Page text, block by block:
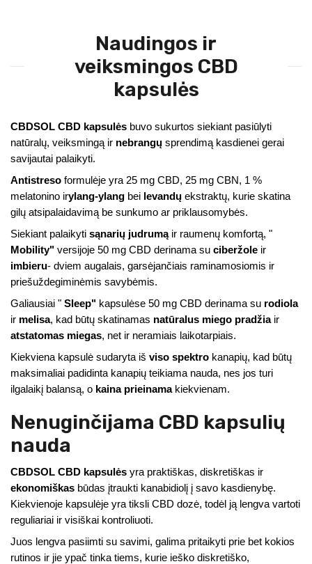
Naudingos ir
veiksmingos CBD
kapsulės
CBDSOL CBD kapsulės buvo sukurtos siekiant pasiūlyti
natūralų, veiksmingą ir nebrangų sprendimą kasdienei gerai
savijautai palaikyti.
Antistreso formulėje yra 25 mg CBD, 25 mg CBN, 1 %
melatonino irylang-ylang bei levandų ekstraktų, kurie skatina
gilų atsipalaidavimą be sunkumo ar priklausomybės.
Siekiant palaikyti sąnarių judrumąir raumenų komfortą, "
Mobility" versijoje 50 mg CBD derinama su ciberžole ir
imbieru- dviem augalais, garsėjančiais raminamosiomis ir
priešuždegiminėmis savybėmis.
Galiausiai " Sleep" kapsulėse 50 mg CBD derinama su rodiola
ir melisa, kad būtų skatinamas natūralus miego pradžiair
atstatomas miegas, net ir neramiais laikotarpiais.
Kiekviena kapsulė sudaryta iš viso spektro kanapių, kad būtų
maksimaliai padidinta kanapių teikiama nauda, nes jos turi
ilgalaikį balansą, o kaina prieinamakiekvienam.
Nenuginčijama CBD kapsulių
nauda
CBDSOL CBD kapsulės yra praktiškas, diskretiškas ir
ekonomiškas būdas įtraukti kanabidiolį į savo kasdienybę.
Kiekvienoje kapsulėje yra tiksli CBD dozė, todėl ją lengva vartoti
reguliariai ir visiškai kontroliuoti.
Juos lengva pasiimti su savimi, galima pritaikyti prie bet kokios
rutinos ir jie ypač tinka tiems, kurie ieško diskretiško,